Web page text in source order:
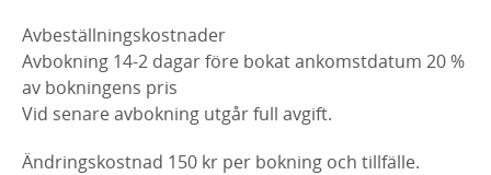
Avbeställningskostnader
Avbokning 14-2 dagar före bokat ankomstdatum 20 %
av bokningens pris
Vid senare avbokning utgår full avgift.
Ändringskostnad 150 kr per bokning och tillfälle.